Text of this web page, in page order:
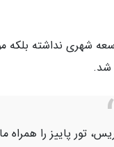
شهری نداشته
شد.
تور پاییز را همراه